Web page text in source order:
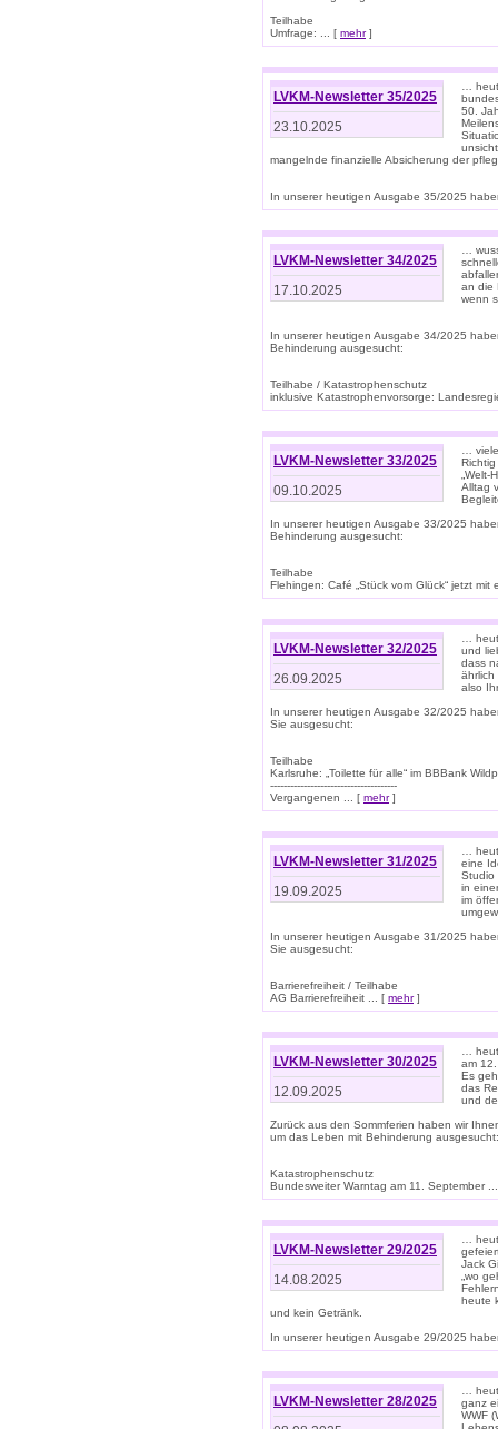
Teilhabe
Umfrage: ... [ mehr]
LVKM-Newsletter 35/2025
23.10.2025
…
50.
mangelnde finanzielle Absicherung der
In unserer heutigen Ausgabe 35/2025
LVKM-Newsletter 34/2025
17.10.2025
…
an die
wenn
In unserer heutigen Ausgabe 34/2025
Behinderung ausgesucht:
Teilhabe / Katastrophenschutz
inklusive Katastrophenvorsorge:
LVKM-Newsletter 33/2025
09.10.2025
…
Alltag
In unserer heutigen Ausgabe 33/2025
Behinderung ausgesucht:
Teilhabe
Flehingen: Café „Stück vom Glück“ jetzt mit
LVKM-Newsletter 32/2025
26.09.2025
…
und
dass
ährlich
also
In unserer heutigen Ausgabe 32/2025
Sie ausgesucht:
Teilhabe
Karlsruhe: „Toilette für alle“ im BBBank
--------------------------------------
Vergangenen ... [ mehr]
LVKM-Newsletter 31/2025
19.09.2025
…
eine
Studio
in
im
In unserer heutigen Ausgabe 31/2025
Sie ausgesucht:
Barrierefreiheit / Teilhabe
AG Barrierefreiheit ... [ mehr]
LVKM-Newsletter 30/2025
12.09.2025
…
am
Es
das
und
Zurück aus den Sommferien haben wir
um das Leben mit Behinderung ausgesucht:
Katastrophenschutz
Bundesweiter Warntag am 11. September
LVKM-Newsletter 29/2025
14.08.2025
…
Jack
„wo
heute
und kein Getränk.
In unserer heutigen Ausgabe 29/2025
LVKM-Newsletter 28/2025
…
ganz
WWF